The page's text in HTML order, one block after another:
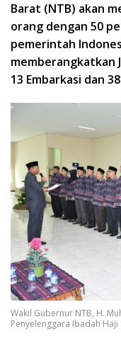
Barat (NTB) akan
orang dengan 50
pemerintah
memberangkatkan
13 Embarkasi dan
Wakil Gubernur NTB, H.
Penyelenggara Ibadah